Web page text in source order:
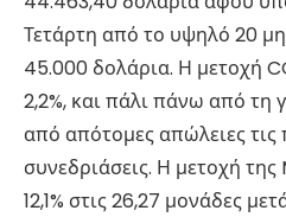
Τετάρτη από το υψηλό 20
45.000 δολάρια. Η μετοχή
2,2%, και πάλι πάνω από τη
από απότομες απώλειες τις
συνεδριάσεις. Η μετοχή
12,1% στις 26,27 μονάδες